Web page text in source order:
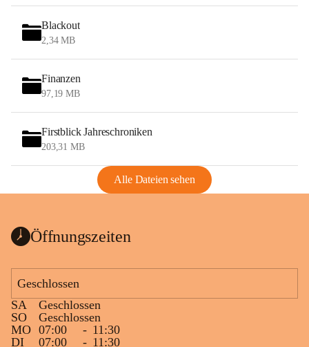
Blackout
2,34 MB
Finanzen
97,19 MB
Firstblick Jahreschroniken
203,31 MB
Alle Dateien sehen
Öffnungszeiten
Geschlossen
SA
Geschlossen
SO
Geschlossen
MO 07:00 - 11:30
DI
07:00 - 11:30